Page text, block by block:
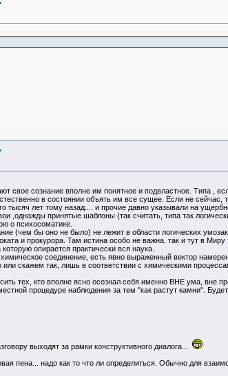
сознание вполне им понятное и подвластное. Типа ,
в состоянии объять им все сущее. Если не сейчас,
лет тому назад.... и прочие давно указывали на
,однажды принятые шаблоны (так считать, типа так
о психосоматике.
(чем бы оно не было) не лежит в области логических
и прокурора. Там истина особо не важна. так и тут в Миру
опирается практически вся наука.
соединение, есть явно выраженный вектор
скажем так, лишь в соответствии с химическими
тех, кто вполне ясно осознал себя именно ВНЕ ума, вне
процедуре наблюдения за тем "как растут камни".
выходят за рамки конструктивного диалога...
пена... надо как то что ли определиться. Обычно для